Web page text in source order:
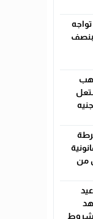
بنصف
عيار 21 يشتعل
قانونية
من
ننشر الشروط